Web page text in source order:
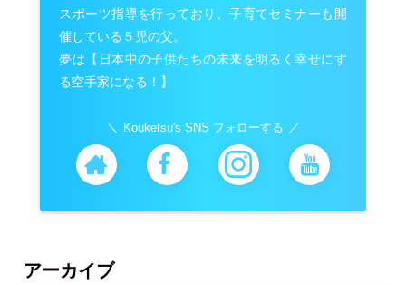
スポーツ指導を行っており、子育てセミナーも開
催している５児の父。
夢は【日本中の子供たちの未来を明るく幸せにす
る空手家になる！】
Kouketsu's SNS フォローする
アーカイブ